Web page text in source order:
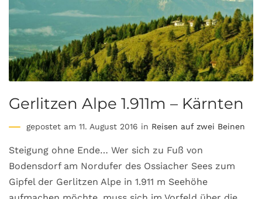
Gerlitzen Alpe 1.911m – Kärnten
gepostet am 11. August 2016 in Reisen auf zwei Beinen
Steigung ohne Ende… Wer sich zu Fuß von
Bodensdorf am Nordufer des Ossiacher Sees zum
Gipfel der Gerlitzen Alpe in 1.911 m Seehöhe